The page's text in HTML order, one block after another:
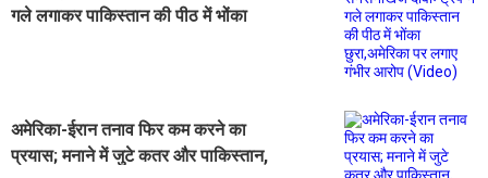
गले लगाकर पाकिस्तान की पीठ में भोंका
अमेरिका-ईरान तनाव फिर कम करने का
प्रयास; मनाने में जुटे कतर और पाकिस्तान,